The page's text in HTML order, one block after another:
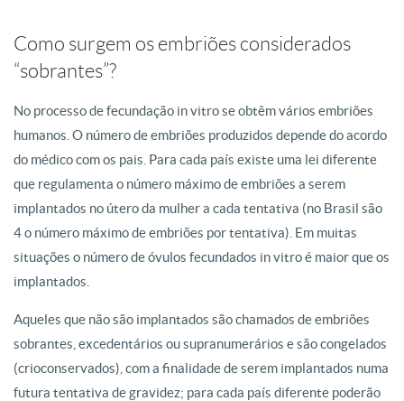
Como surgem os embriões considerados
“sobrantes”?
No processo de fecundação in vitro se obtêm vários embriões
humanos. O número de embriões produzidos depende do acordo
do médico com os pais. Para cada país existe uma lei diferente
que regulamenta o número máximo de embriões a serem
implantados no útero da mulher a cada tentativa (no Brasil são
4 o número máximo de embriões por tentativa). Em muitas
situações o número de óvulos fecundados in vitro é maior que os
implantados.
Aqueles que não são implantados são chamados de embriões
sobrantes, excedentários ou supranumerários e são congelados
(crioconservados), com a finalidade de serem implantados numa
futura tentativa de gravidez; para cada país diferente poderão